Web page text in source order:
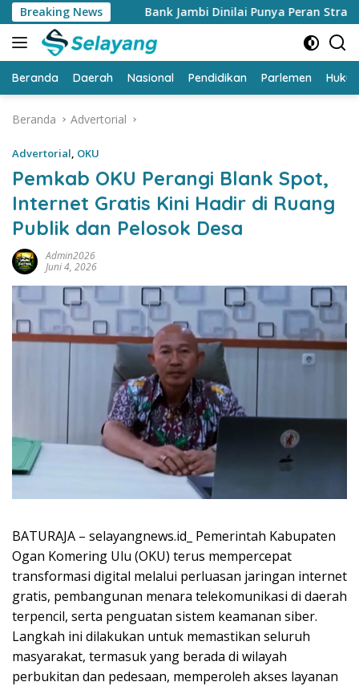
Langsung
ke
konten
Breaking News
Bank Jambi Dinilai Punya Peran Strategis
Beranda Daerah Nasional Pendidikan Parlemen
Beranda Advertorial
Advertorial, OKU
Pemkab OKU Perangi Blank Spot,
Internet Gratis Kini Hadir di Ruang
Publik dan Pelosok Desa
Admin2026
Juni 4, 2026
BATURAJA – selayangnews.id_ Pemerintah Kabupaten
Ogan Komering Ulu (OKU) terus mempercepat
transformasi digital melalui perluasan jaringan internet
gratis, pembangunan menara telekomunikasi di daerah
terpencil, serta penguatan sistem keamanan siber.
Langkah ini dilakukan untuk memastikan seluruh
masyarakat, termasuk yang berada di wilayah
perbukitan dan pedesaan, memperoleh akses layanan